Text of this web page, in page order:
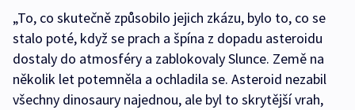
„To, co skutečně způsobilo jejich zkázu, bylo to, co se
stalo poté, když se prach a špína z dopadu asteroidu
dostaly do atmosféry a zablokovaly Slunce. Země na
několik let potemněla a ochladila se. Asteroid nezabil
všechny dinosaury najednou, ale byl to skrytější vrah,